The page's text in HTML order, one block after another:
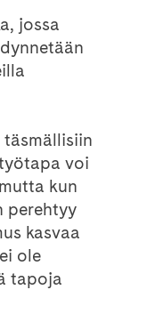
jossa
voi
kun
perehtyy
kasvaa
ole
tapoja